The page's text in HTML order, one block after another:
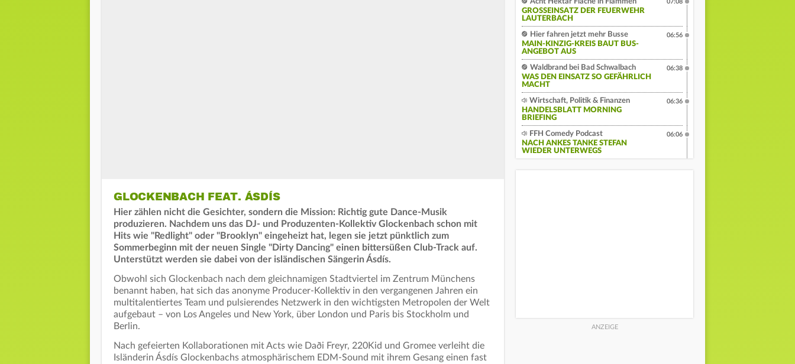
GLOCKENBACH FEAT. ÁSDÍS
Hier zählen nicht die Gesichter, sondern die Mission: Richtig gute Dance-Musik
produzieren. Nachdem uns das DJ- und Produzenten-Kollektiv Glockenbach schon mit
Hits wie "Redlight" oder "Brooklyn" eingeheizt hat, legen sie jetzt pünktlich zum
Sommerbeginn mit der neuen Single "Dirty Dancing" einen bittersüßen Club-Track auf.
Unterstützt werden sie dabei von der isländischen Sängerin Ásdís.
Obwohl sich Glockenbach nach dem gleichnamigen Stadtviertel im Zentrum Münchens
benannt haben, hat sich das anonyme Producer-Kollektiv in den vergangenen Jahren ein
multitalentiertes Team und pulsierendes Netzwerk in den wichtigsten Metropolen der Welt
aufgebaut – von Los Angeles und New York, über London und Paris bis Stockholm und
Berlin.
Nach gefeierten Kollaborationen mit Acts wie Daði Freyr, 220Kid und Gromee verleiht die
Isländerin Ásdís Glockenbachs atmosphärischem EDM-Sound mit ihrem Gesang einen fast
Acht Hektar Fläche in Flammen
GROSSEINSATZ DER FEUERWEHR L
AUTERBACH
07:08
Hier fahren jetzt mehr Busse
MAIN-KINZIG-KREIS BAUT BUS-
ANGEBOT AUS
06:56
Waldbrand bei Bad Schwalbach
WAS DEN EINSATZ SO GEFÄHRLICH
MACHT
06:38
Wirtschaft, Politik & Finanzen
HANDELSBLATT MORNING
BRIEFING
06:36
FFH Comedy Podcast
NACH ANKES TANKE STEFAN
WIEDER UNTERWEGS
06:06